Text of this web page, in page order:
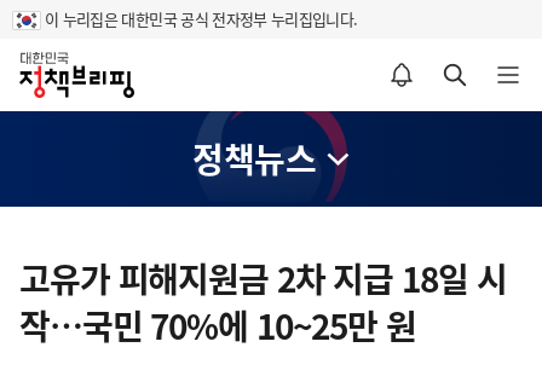
이 누리집은 대한민국 공식 전자정부 누리집입니다.
홈
알림설정 바로가기 검색 바로가기 메뉴 열기
정책뉴스
텐
츠
영
고유가 피해지원금 2차 지급 18일 시
작…국민 70%에 10~25만 원